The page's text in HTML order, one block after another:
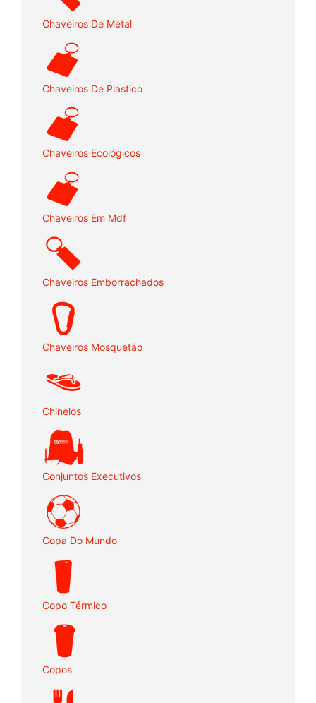
Chaveiros De Metal
Chaveiros De Plástico
Chaveiros Ecológicos
Chaveiros Em Mdf
Chaveiros Emborrachados
Chaveiros Mosquetão
Chinelos
Conjuntos Executivos
Copa Do Mundo
Copo Térmico
Copos